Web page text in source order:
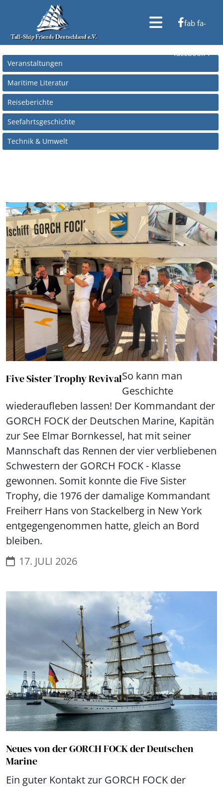
fab fa-
facebook-f
Veranstaltungen
Maritime Literatur
Reiseberichte
Seefahrtsgeschichte
Technik & Umwelt
Five Sister Trophy RevivalSo kann man
Geschichte
wiederaufleben lassen! Der Kommandant der
GORCH FOCK der Deutschen Marine, Kapitän
zur See Elmar Bornkessel, hat mit seiner
Mannschaft das Rennen der vier verbliebenen
Schwestern der GORCH FOCK - Klasse
gewonnen. Somit konnte die Five Sister
Trophy, die 1976 der damalige Kommandant
Freiherr Hans von Stackelberg in New York
entgegengenommen hatte, gleich an Bord
bleiben.
17. JULI 2026
Neues von der GORCH FOCK der Deutschen
Marine
Ein guter Kontakt zur GORCH FOCK der